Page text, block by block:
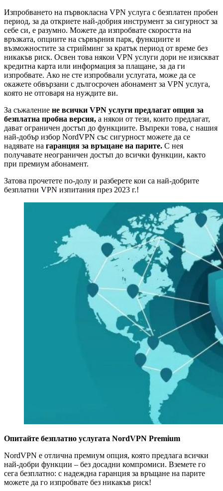
Изпробването на първокласна VPN услуга с безплатен пробен
период, за да откриете най-добрия инструмент за сигурност за
себе си, е разумно. Можете да изпробвате скоростта на
връзката, опциите на сървърния парк, функциите и
възможностите за стрийминг за кратък период от време без
никакъв риск. Освен това някои VPN услуги дори не изискват
кредитна карта или информация за плащане, за да ги
изпробвате. Ако не сте изпробвали услугата, може да се
окажете обвързани с дългосрочен абонамент за VPN услуга,
която не отговаря на нуждите ви.
За съжаление не всички VPN услуги предлагат опция за
безплатна пробна версия, а някои от тези, които предлагат,
дават ограничен достъп до функциите. Въпреки това, с нашия
най-добър избор NordVPN със сигурност можете да се
надявате на гаранция за връщане на парите. С нея
получавате неограничен достъп до всички функции, както
при премиум абонамент.
Затова прочетете по-долу и разберете кои са най-добрите
безплатни VPN изпитания през 2023 г.!
Опитайте безплатно услугата NordVPN Premium
NordVPN е отлична премиум опция, която предлага всички
най-добри функции – без досадни компромиси. Вземете го
сега безплатно: с надеждна гаранция за връщане на парите
можете да го изпробвате без никакъв риск!